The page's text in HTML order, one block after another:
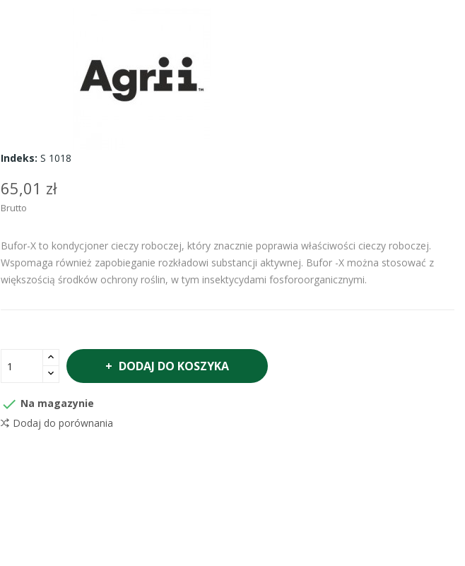
Indeks: S 1018
65,01 zł
Brutto
Bufor-X to kondycjoner cieczy roboczej, który znacznie poprawia właściwości cieczy roboczej.
Wspomaga również zapobieganie rozkładowi substancji aktywnej. Bufor -X można stosować z
większością środków ochrony roślin, w tym insektycydami fosforoorganicznymi.
DODAJ DO KOSZYKA
 Na magazynie
Dodaj do porównania